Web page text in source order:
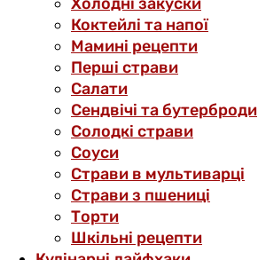
Коктейлі та напої
Мамині рецепти
Перші страви
Салати
Сендвічі та бутерброди
Солодкі страви
Соуси
Страви в мультиварці
Страви з пшениці
Торти
Шкільні рецепти